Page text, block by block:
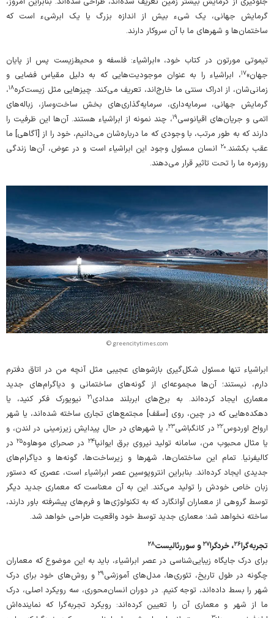
گرمایش جهانی، یک شیء بیش‌ از‌ اندازه‌ بزرگ یا یک ابرشیء است که
ساختمان‌ها و شهرهای ما با آن سروکار دارند.
تیموتی مورتون در کتاب خود، «ابراشیاء: فلسفه و محیط‌زیست پس از پایان
جهان»۱۷، ابراشیاء را به عنوان موجودیت‌هایی که به دلیل مقیاس فضایی و
زمانی‌شان، از ادراک سنتی ما خارج‌اند، تعریف می‌کند. چیزهایی مثل زیست‌کره۱۸،
گرمایش جهانی، سرمایه‌داری، سرمایه‌گذاری‌های بخش ساخت‌و‌ساز، زباله‌های
اتمی و جریان‌های اقیانوسی۱۹، چند نمونه از ابراشیاء هستند. آن‌ها این ظرفیت را
دارند که به طور مرتب، با وجودی که ما درباره‌شان می‌دانیم،‌ خود را از [آگاهی] ما
عقب بکشند.۲۰ انسان مسئول وجود این ابراشیاء است و در عوض، آن‌‌ها زندگی
روزمره‌ ما را تحت تاثیر قرار می‌دهند.
© greencitytimes.com
ابراشیاء تنها مسئول شکل‌گیری بازشوهای عجیبی مثل آنچه من در اتاق دفترم
دارم، نیستند؛ آن‌ها مجموعه‌ای از گونه‌های ساختمانی و دیاگرام‌های جدید
معماری ایجاد کرده‌اند. به برج‌های ابربلند مدادی۲۱
نیویورک فکر کنید، یا
دهکده‌هایی که در چین، روی [سقف] مجتمع‌های تجاری ساخته شده‌اند، یا شهر
ارواح اوردوس۲۲در کانگباشی۲۳، یا شهرهای در حال‌ پیدایش زیرزمینی در لندن، و
یا مثال محبوب من، سامانه‌ تولید نیروی برق ایوانپا۲۴ در صحرای موهاوه۲۵ در
کالیفرنیا. تمام این ساختمان‌ها، شهرها و زیرساخت‌ها، گونه‌‌ها و دیاگرام‌های
جدیدی ایجاد کرده‌اند. بنابراین انتروپوسین عصر ابراشیاء است، عصری که دستور
زبان خاص خودش را تولید می‌کند. این به آن معناست که معماری جدید دیگر
توسط گروهی از معماران آوانگارد که به تکنولوژی‌ها و فرم‌های پیشرفته باور دارند،
ساخته نخواهد شد؛ معماری جدید توسط خود‌ واقعیت طراحی خواهد شد.
تجربه‌گرا۲۶، خردگرا۲۷ و سوررئالیست۲۸
برای درک جایگاه زیبایی‌شناسی در عصر ابراشیاء، باید به این موضوع که معماران
چگونه در طول تاریخ، تئوری‌ها، مدل‌های آموزشی۲۹و روش‌های خود برای درک
شهر را بسط داده‌اند، توجه کنیم. در دوران انسان‌محوری، سه رویکرد اصلی، درک
ما از شهر و معماری آن را تعیین کرده‌اند: رویکرد تجربه‌گرا که نماینده‌اش